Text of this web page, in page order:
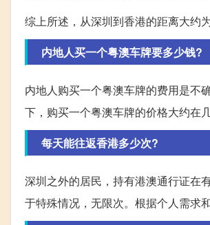
综上所述，从深圳到香港的距离大约
内地人买一个粤澳车牌要多少钱?
内地人购买一个粤澳车牌的费用是不
下，购买一个粤澳车牌的价格大约在
每天能往返香港多少次?
深圳之外的居民，持有港澳通行证在
于特殊情况，无限次。根据个人需求